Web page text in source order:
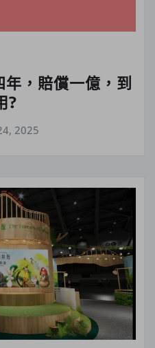
，賠償一億，到
?
2025